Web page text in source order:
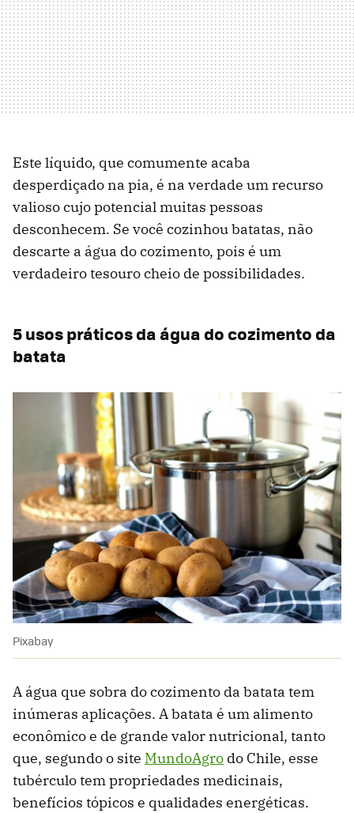
Este líquido, que comumente acaba
desperdiçado na pia, é na verdade um recurso
valioso cujo potencial muitas pessoas
desconhecem. Se você cozinhou batatas, não
descarte a água do cozimento, pois é um
verdadeiro tesouro cheio de possibilidades.
5 usos práticos da água do cozimento da
batata
Pixabay
A água que sobra do cozimento da batata tem
inúmeras aplicações. A batata é um alimento
econômico e de grande valor nutricional, tanto
que, segundo o site MundoAgro do Chile, esse
tubérculo tem propriedades medicinais,
benefícios tópicos e qualidades energéticas.